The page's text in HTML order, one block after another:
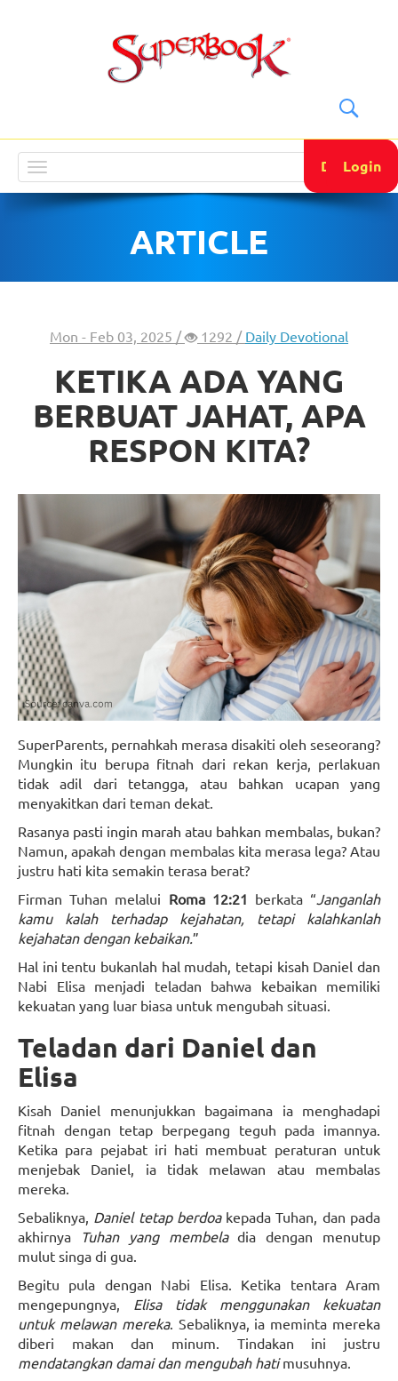
navigation
DONATE
Login
ARTICLE
Mon - Feb 03, 2025 / 1292 / Daily Devotional
KETIKA ADA YANG
BERBUAT JAHAT, APA
RESPON KITA?
SuperParents, pernahkah merasa disakiti oleh seseorang?
Mungkin itu berupa fitnah dari rekan kerja, perlakuan
tidak adil dari tetangga, atau bahkan ucapan yang
menyakitkan dari teman dekat.
Rasanya pasti ingin marah atau bahkan membalas, bukan?
Namun, apakah dengan membalas kita merasa lega? Atau
justru hati kita semakin terasa berat?
Firman Tuhan melalui Roma 12:21 berkata “Janganlah
kamu kalah terhadap kejahatan, tetapi kalahkanlah
kejahatan dengan kebaikan.”
Hal ini tentu bukanlah hal mudah, tetapi kisah Daniel dan
Nabi Elisa menjadi teladan bahwa kebaikan memiliki
kekuatan yang luar biasa untuk mengubah situasi.
Teladan dari Daniel dan
Elisa
Kisah Daniel menunjukkan bagaimana ia menghadapi
fitnah dengan tetap berpegang teguh pada imannya.
Ketika para pejabat iri hati membuat peraturan untuk
menjebak Daniel, ia tidak melawan atau membalas
mereka.
Sebaliknya, Daniel tetap berdoakepada Tuhan, dan pada
akhirnya
Tuhan yang membeladia dengan menutup
mulut singa di gua.
Begitu pula dengan Nabi Elisa. Ketika tentara Aram
mengepungnya, Elisa tidak menggunakan kekuatan
untuk melawan mereka. Sebaliknya, ia meminta mereka
diberi makan dan minum. Tindakan ini justru
mendatangkan damai dan mengubah hatimusuhnya.